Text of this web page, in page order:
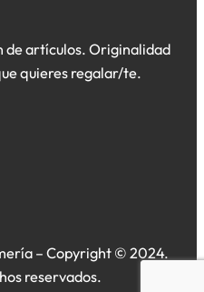
de artículos. Originalidad
quieres regalar/te.
– Copyright © 2024.
reservados.